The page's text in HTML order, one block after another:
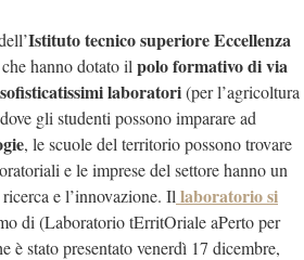
Istituto tecnico superiore Eccellenza
hanno dotato il polo formativo di via
sofisticatissimi laboratori(per l’agricoltura
gli studenti possono imparare ad
, le scuole del territorio possono trovare
e le imprese del settore hanno un
e l’innovazione. Il laboratorio si
di (Laboratorio tErritOriale aPerto per
è stato presentato venerdì 17 dicembre,